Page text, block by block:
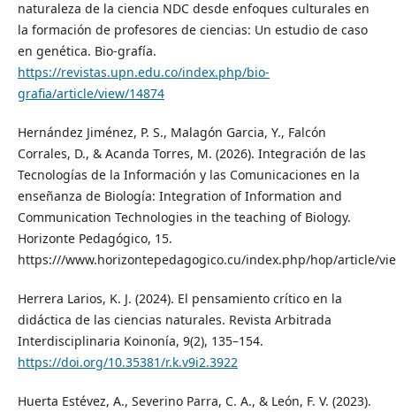
naturaleza de la ciencia NDC desde enfoques culturales en
la formación de profesores de ciencias: Un estudio de caso
en genética. Bio-grafía.
https://revistas.upn.edu.co/index.php/bio-
grafia/article/view/14874
Hernández Jiménez, P. S., Malagón Garcia, Y., Falcón
Corrales, D., & Acanda Torres, M. (2026). Integración de las
Tecnologías de la Información y las Comunicaciones en la
enseñanza de Biología: Integration of Information and
Communication Technologies in the teaching of Biology.
Horizonte Pedagógico, 15.
https:///www.horizontepedagogico.cu/index.php/hop/article/
Herrera Larios, K. J. (2024). El pensamiento crítico en la
didáctica de las ciencias naturales. Revista Arbitrada
Interdisciplinaria Koinonía, 9(2), 135–154.
https://doi.org/10.35381/r.k.v9i2.3922
Huerta Estévez, A., Severino Parra, C. A., & León, F. V. (2023).